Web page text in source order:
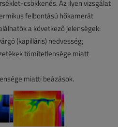
csökkenés. Az ilyen vizsgálat
felbontású hőkamerát
a következő jelenségek:
(kapilláris) nedvesség;
tömítetlensége miatt
miatti beázások.